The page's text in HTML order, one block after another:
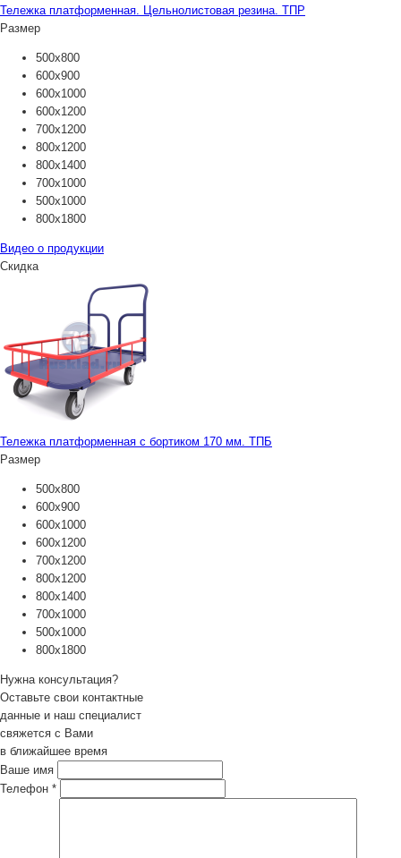
Тележка платформенная. Цельнолистовая резина. ТПР
Размер
500х800
600х900
600х1000
600х1200
700х1200
800х1200
800х1400
700х1000
500х1000
800х1800
Видео о продукции
Скидка
Тележка платформенная с бортиком 170 мм. ТПБ
Размер
500х800
600х900
600х1000
600х1200
700х1200
800х1200
800х1400
700х1000
500х1000
800х1800
Нужна консультация?
Оставьте свои контактные
данные и наш специалист
свяжется с Вами
в ближайшее время
Ваше имя
Телефон *